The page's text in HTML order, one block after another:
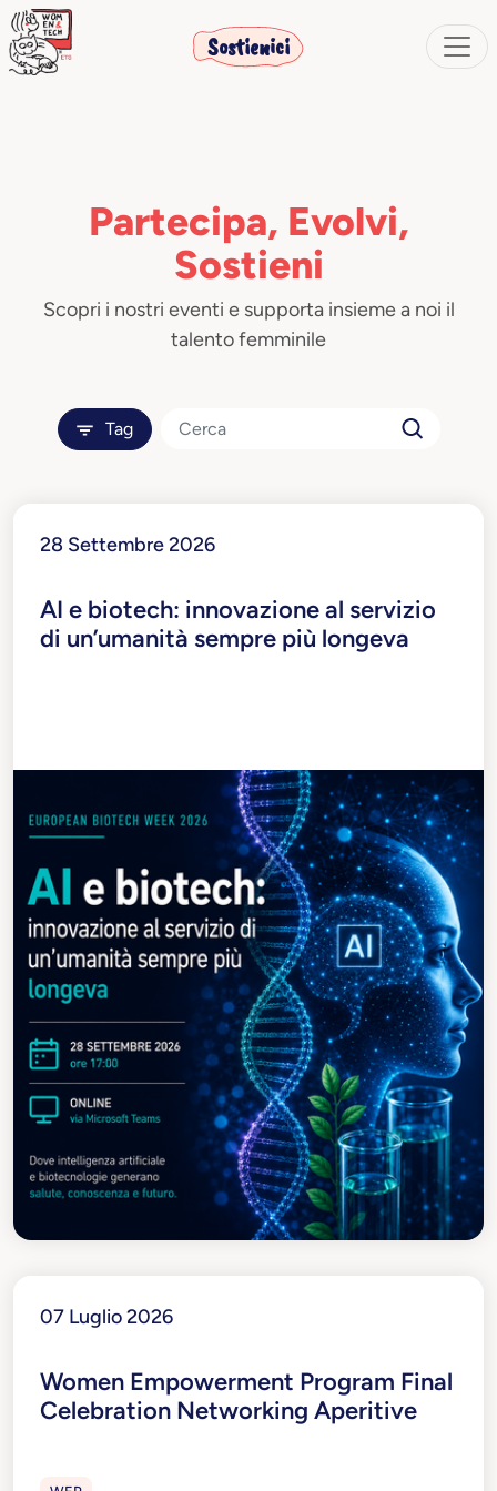
Sostienici
Partecipa, Evolvi,
Sostieni
Scopri i nostri eventi e supporta insieme a noi il
talento femminile
Tag
28 Settembre 2026
AI e biotech: innovazione al servizio
di un’umanità sempre più longeva
07 Luglio 2026
Women Empowerment Program Final
Celebration Networking Aperitive